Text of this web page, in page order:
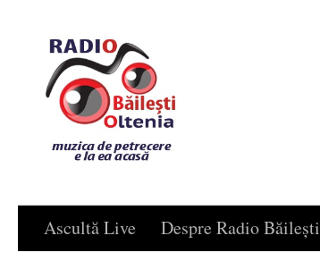
Ascultă Live Despre Radio Băilești